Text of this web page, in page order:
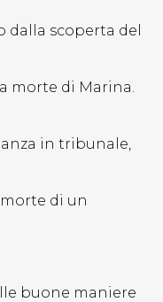
dalla scoperta del
morte di Marina.
in tribunale,
di un
buone maniere